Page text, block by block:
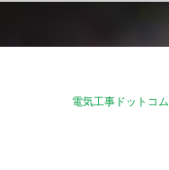
電気工事ドットコム